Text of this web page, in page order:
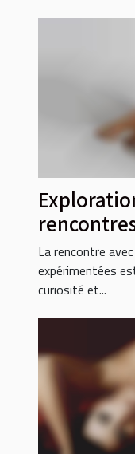
mures et
La rencontre
expérimentées
curiosité et...